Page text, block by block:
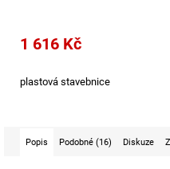
1 616 Kč
plastová stavebnice
Popis Podobné (16) Diskuze